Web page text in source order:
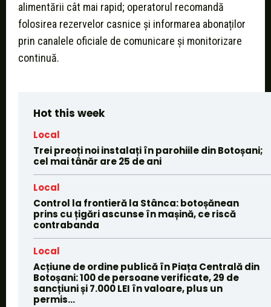
alimentării cât mai rapid; operatorul recomandă
folosirea rezervelor casnice și informarea abonaților
prin canalele oficiale de comunicare și monitorizare
continuă.
Hot this week
Local
Trei preoți noi instalați în parohiile din Botoșani;
cel mai tânăr are 25 de ani
Local
Control la frontieră la Stânca: botoșănean
prins cu țigări ascunse în mașină, ce riscă
contrabanda
Local
Acțiune de ordine publică în Piața Centrală din
Botoșani: 100 de persoane verificate, 29 de
sancțiuni și 7.000 LEI în valoare, plus un
permis...